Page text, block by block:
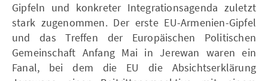
Gipfeln und konkreter Integrationsagenda zuletzt
stark zugenommen. Der erste EU-Armenien-Gipfel
und das Treffen der Europäischen Politischen
Gemeinschaft Anfang Mai in Jerewan waren ein
Fanal, bei dem die EU die Absichtserklärung